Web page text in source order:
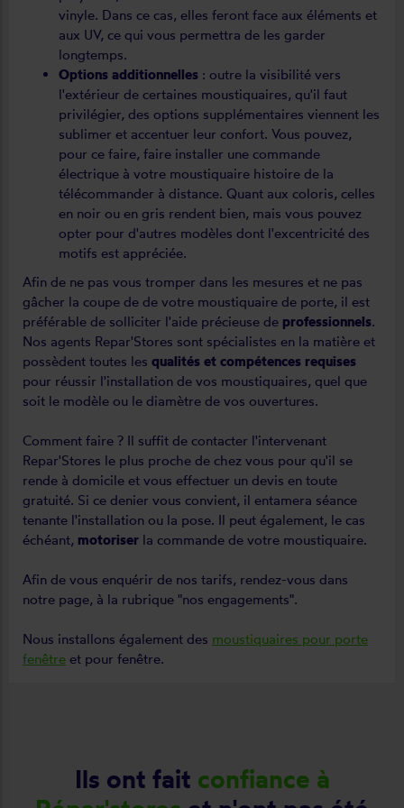
vinyle. Dans ce cas, elles feront face aux éléments et
aux UV, ce qui vous permettra de les garder
longtemps.
Options additionnelles : outre la visibilité vers
l'extérieur de certaines moustiquaires, qu'il faut
privilégier, des options supplémentaires viennent les
sublimer et accentuer leur confort. Vous pouvez,
pour ce faire, faire installer une commande
électrique à votre moustiquaire histoire de la
télécommander à distance. Quant aux coloris, celles
en noir ou en gris rendent bien, mais vous pouvez
opter pour d'autres modèles dont l'excentricité des
motifs est appréciée.
Afin de ne pas vous tromper dans les mesures et ne pas
gâcher la coupe de de votre moustiquaire de porte, il est
préférable de solliciter l'aide précieuse de professionnels.
Nos agents Repar'Stores sont spécialistes en la matière et
possèdent toutes les qualités et compétences requises
pour réussir l'installation de vos moustiquaires, quel que
soit le modèle ou le diamètre de vos ouvertures.
Comment faire ? Il suffit de contacter l'intervenant
Repar'Stores le plus proche de chez vous pour qu'il se
rende à domicile et vous effectuer un devis en toute
gratuité. Si ce denier vous convient, il entamera séance
tenante l'installation ou la pose. Il peut également, le cas
échéant, motoriser la commande de votre moustiquaire.
Afin de vous enquérir de nos tarifs, rendez-vous dans
notre page, à la rubrique "nos engagements".
Nous installons également des moustiquaires pour porte
fenêtre et pour fenêtre.
Ils ont fait confiance à